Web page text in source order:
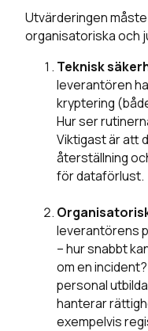
Utvärderingen
organisatoriska och
Teknisk
leverantören
kryptering
Hur ser
Viktigast är att
återställning
för dataförlust.
leverantörens
– hur snabbt
om en
personal
hanterar
exempelvis